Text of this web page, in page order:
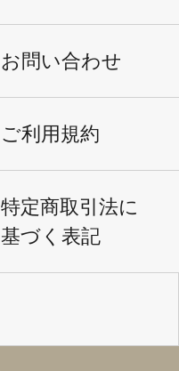
お問い合わせ
ご利用規約
特定商取引法に
基づく表記